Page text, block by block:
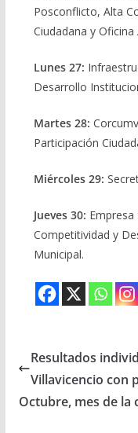
Posconflicto, Alta
Ciudadana y Oficina
Lunes 27:
Desarrollo
Martes 28:
Participación
Miércoles 29:
Jueves 30: Empresa
Competitividad y
Municipal.
Resultados
Villavicencio con
Octubre, mes de la